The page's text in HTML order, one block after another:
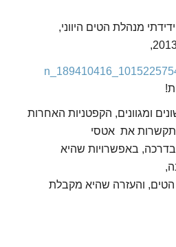
מנהלת הטים היווני,
ומגוונים, הקפטניות האחרות
את אטסי
באפשרויות שהיא
והעזרה שהיא מקבלת